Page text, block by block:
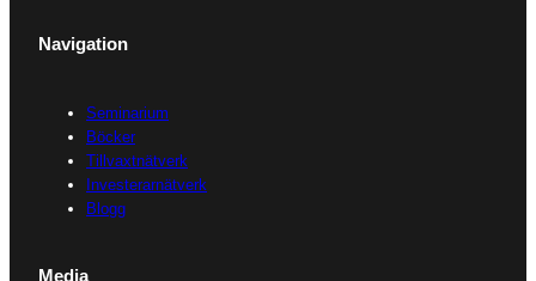
Navigation
Seminarium
Böcker
Tillvaxtnätverk
Investerarnätverk
Blogg
Media